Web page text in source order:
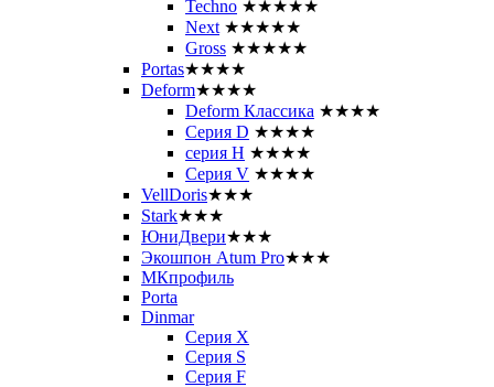
Techno ★★★★★
Next ★★★★★
Gross ★★★★★
Portas★★★★
Deform★★★★
Deform Классика ★★★★
Серия D ★★★★
серия H ★★★★
Серия V ★★★★
VellDoris★★★
Stark★★★
ЮниДвери★★★
Экошпон Atum Pro★★★
МКпрофиль
Porta
Dinmar
Серия X
Серия S
Серия F